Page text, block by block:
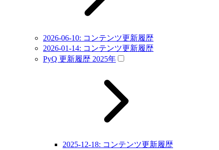
2026-06-10: コンテンツ更新履歴
2026-01-14: コンテンツ更新履歴
PyQ 更新履歴 2025年
2025-12-18: コンテンツ更新履歴